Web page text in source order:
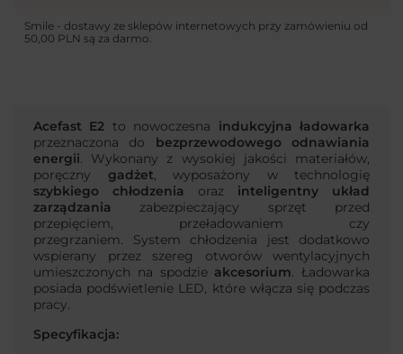
Smile - dostawy ze sklepów internetowych przy zamówieniu od
50,00 PLN są za darmo.
Acefast E2 to nowoczesna indukcyjna ładowarka
przeznaczona do bezprzewodowego odnawiania
energii. Wykonany z wysokiej jakości materiałów,
poręczny gadżet, wyposażony w technologię
szybkiego chłodzenia
oraz inteligentny układ
zarządzania
zabezpieczający sprzęt przed
przepięciem, przeładowaniem czy
przegrzaniem. System chłodzenia jest dodatkowo
wspierany przez szereg otworów wentylacyjnych
umieszczonych na spodzie akcesorium. Ładowarka
posiada podświetlenie LED, które włącza się podczas
pracy.
Specyfikacja: